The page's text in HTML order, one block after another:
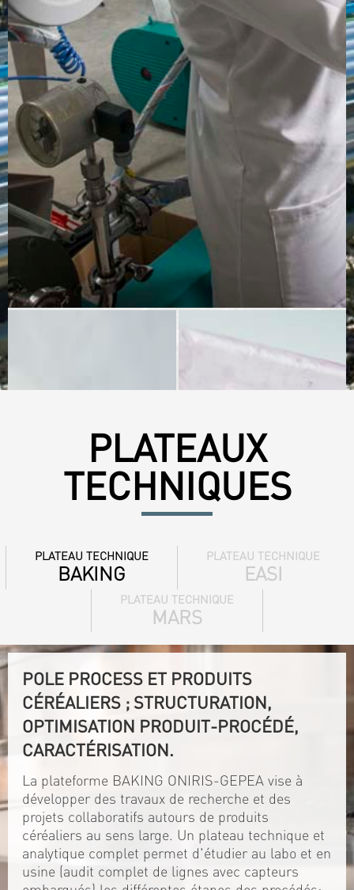
PLATEAUX
TECHNIQUES
PLATEAU TECHNIQUE
BAKING
PLATEAU TECHNIQUE
EASI
PLATEAU TECHNIQUE
MARS
POLE PROCESS ET PRODUITS
CÉRÉALIERS ; STRUCTURATION,
OPTIMISATION PRODUIT-PROCÉDÉ,
CARACTÉRISATION.
La plateforme BAKING ONIRIS-GEPEA vise à
développer des travaux de recherche et des
projets collaboratifs autours de produits
céréaliers au sens large. Un plateau technique et
analytique complet permet d'étudier au labo et en
usine (audit complet de lignes avec capteurs